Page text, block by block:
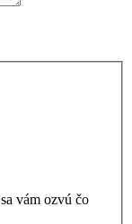
vám ozvú čo